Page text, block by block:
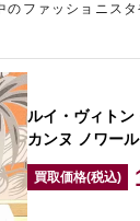
のファッショニス
しの方が非常に多
ルイ・ヴィトン
カンヌ ノワー
買取価格(税込)